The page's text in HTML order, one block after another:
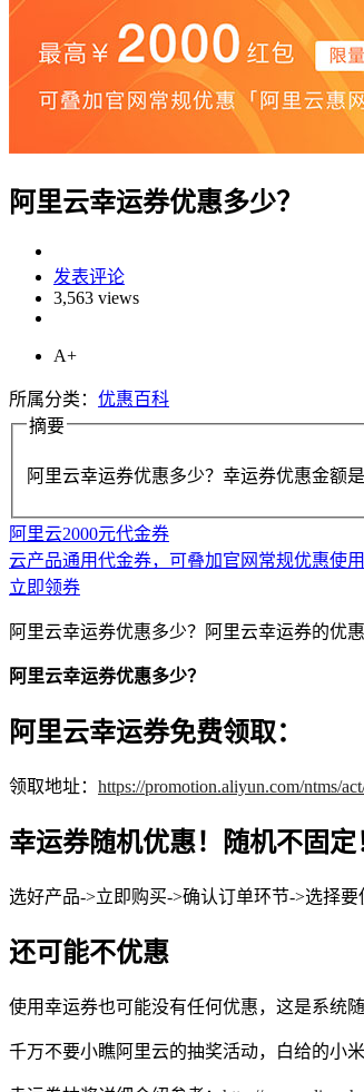
阿里云幸运券优惠多少？
发表评论
3,563 views
A+
所属分类： 优惠百科
摘要
阿里云幸运券优惠多少？幸运券优惠金额
阿里云2000元代金券
云产品通用代金券，可叠加官网常规优惠使用
立即领券
阿里云幸运券优惠多少？阿里云幸运券的优
阿里云幸运券优惠多少？
阿里云幸运券免费领取：
领取地址： https://promotion.aliyun.com/ntms/
幸运券随机优惠！随机不固定
选好产品->立即购买->确认订单环节->选择
还可能不优惠
使用幸运券也可能没有任何优惠，这是系统随
千万不要小瞧阿里云的抽奖活动，白给的小